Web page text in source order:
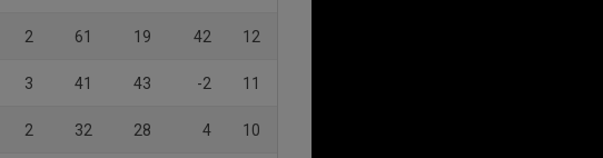
2 61 19 42 12
3 41 43 -2 11
2 32 28 4 10